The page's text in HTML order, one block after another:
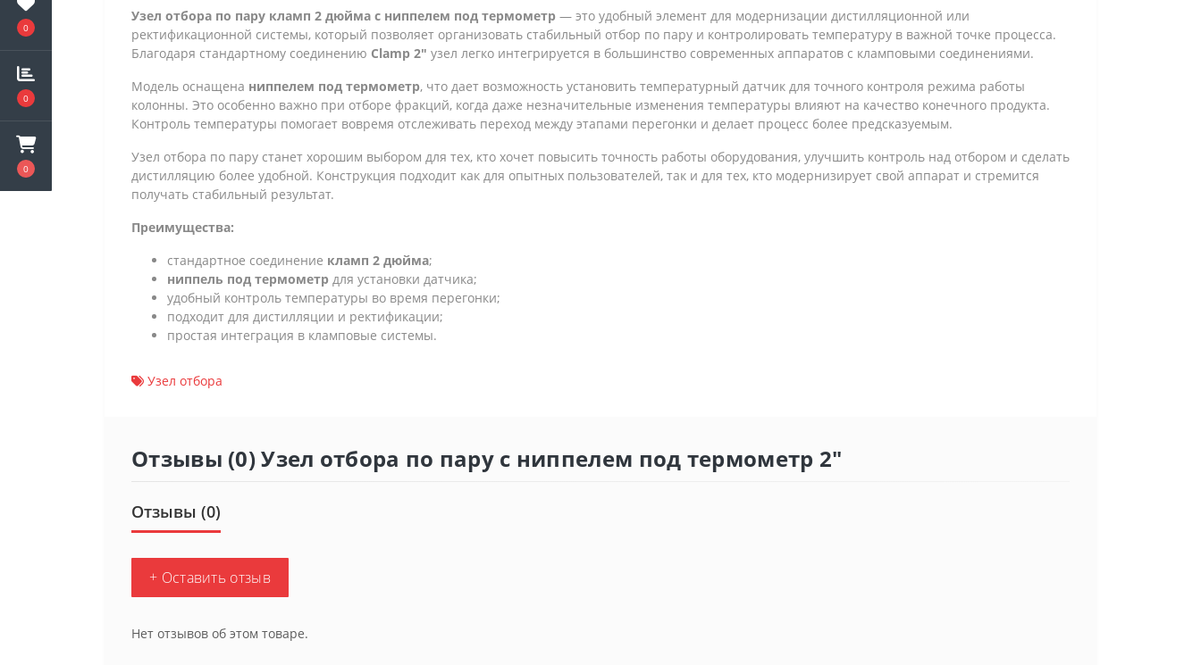
0
0
0
Узел отбора по пару кламп 2 дюйма с ниппелем под термометр — это удобный элемент для модернизации дистилляционной или
ректификационной системы, который позволяет организовать стабильный отбор по пару и контролировать температуру в важной точке процесса.
Благодаря стандартному соединению Clamp 2" узел легко интегрируется в большинство современных аппаратов с кламповыми соединениями.
Модель оснащена ниппелем под термометр, что дает возможность установить температурный датчик для точного контроля режима работы
колонны. Это особенно важно при отборе фракций, когда даже незначительные изменения температуры влияют на качество конечного продукта.
Контроль температуры помогает вовремя отслеживать переход между этапами перегонки и делает процесс более предсказуемым.
Узел отбора по пару станет хорошим выбором для тех, кто хочет повысить точность работы оборудования, улучшить контроль над отбором и сделать
дистилляцию более удобной. Конструкция подходит как для опытных пользователей, так и для тех, кто модернизирует свой аппарат и стремится
получать стабильный результат.
Преимущества:
стандартное соединение кламп 2 дюйма;
ниппель под термометр для установки датчика;
удобный контроль температуры во время перегонки;
подходит для дистилляции и ректификации;
простая интеграция в кламповые системы.
Узел отбора
Отзывы (0) Узел отбора по пару с ниппелем под термометр 2"
Отзывы (0)
+ Оставить отзыв
Нет отзывов об этом товаре.